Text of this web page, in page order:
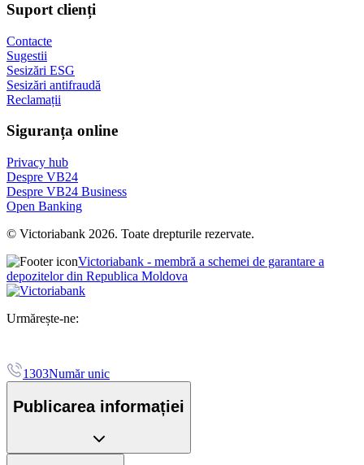
Suport clienți
Contacte
Sugestii
Sesizări ESG
Sesizări antifraudă
Reclamații
Siguranța online
Privacy hub
Despre VB24
Despre VB24 Business
Open Banking
© Victoriabank 2026. Toate drepturile rezervate.
Victoriabank - membră a schemei de garantare a
depozitelor din Republica Moldova
Urmărește-ne:
1303Număr unic
Publicarea informației